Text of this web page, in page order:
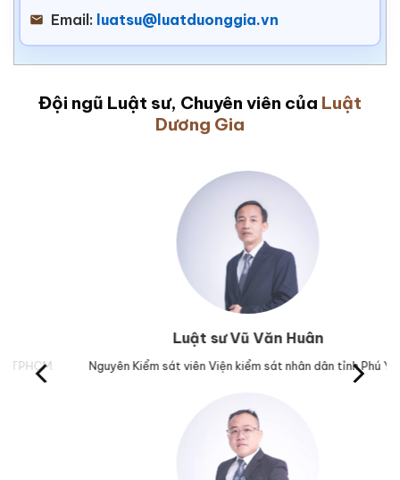
Email: luatsu@luatduonggia.vn
Đội ngũ Luật sư, Chuyên viên của Luật
Dương Gia
Luật sư Vũ Văn Huân
Nguyên Kiểm sát viên Viện kiểm sát nhân dân tỉnh Phú Yên.